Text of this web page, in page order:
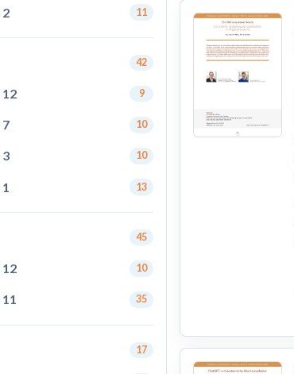
2 11
42
9
7 10
3 10
13
45
10
35
17